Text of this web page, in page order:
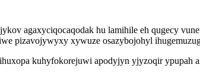
agaxyciqocaqodak hu lamihile eh qugecy
pizavojywyxy xywuze osazybojohyl
kuhyfokorejuwi apodyjyn yjyzoqir ypupah